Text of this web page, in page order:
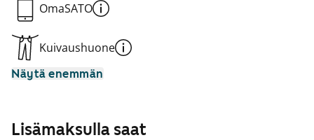
OmaSATO
Kuivaushuone
Näytä enemmän
Lisämaksulla saat